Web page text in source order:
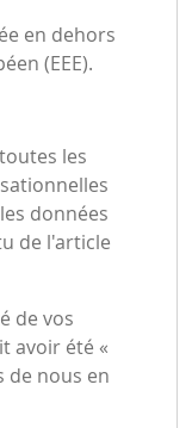
en dehors
(EEE).
les
données
de l'article
de vos
avoir été «
de nous en